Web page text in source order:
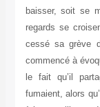
baisser, soit se
regards se
cessé sa grève
commencé à
le fait qu’il
fumaient, alors